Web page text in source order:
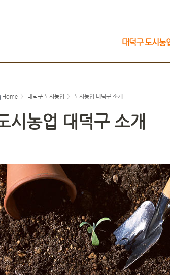
대덕구 도시농
Home > 대덕구 도시농업 > 도시농업 대덕구 소개
시농업 대덕구 소개